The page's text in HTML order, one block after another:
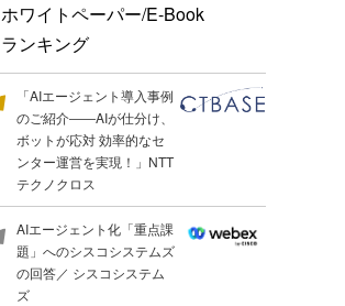
ホワイトペーパー/E-Book
ランキング
「AIエージェント導入事例
のご紹介――AIが仕分け、
ボットが応対 効率的なセ
ンター運営を実現！」NTT
テクノクロス
AIエージェント化「重点課
題」へのシスコシステムズ
の回答／ シスコシステム
ズ